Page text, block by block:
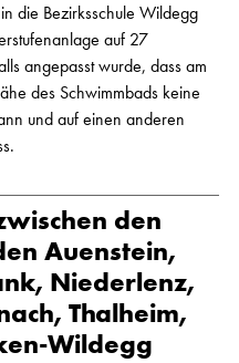
die Bezirksschule Wildegg
auf 27
angepasst wurde, dass am
des Schwimmbads keine
und auf einen anderen
den
Auenstein,
Niederlenz,
Thalheim,
Wildegg